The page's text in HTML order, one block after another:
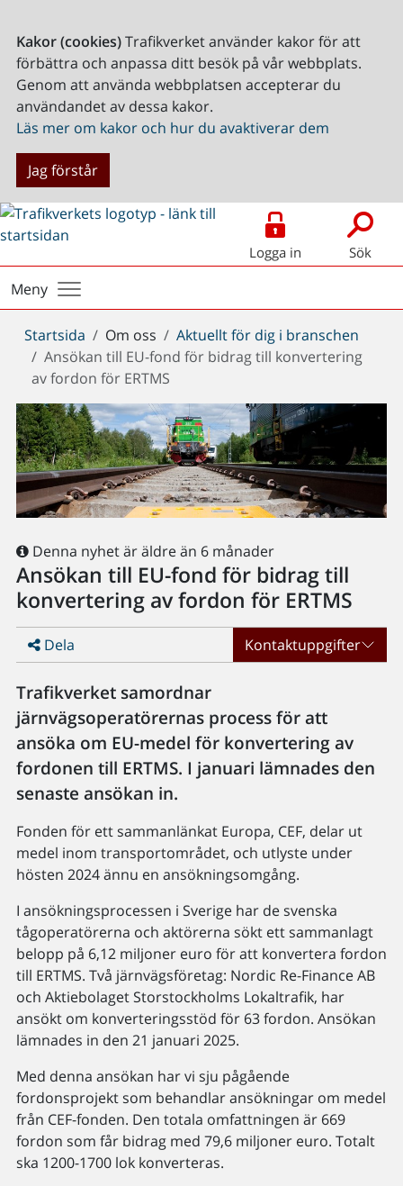
Kakor (cookies)Trafikverket använder kakor för att
förbättra och anpassa ditt besök på vår webbplats.
Genom att använda webbplatsen accepterar du
användandet av dessa kakor.
Läs mer om kakor och hur du avaktiverar dem
Jag förstår
Logga in Sök
Meny
Du
är
här:
Startsida Om oss
Aktuellt för dig i branschen
Ansökan till EU-fond för bidrag till konvertering
av fordon för ERTMS
Denna nyhet är äldre än 6 månader
Ansökan till EU-fond för bidrag till
konvertering av fordon för ERTMS
Dela Kontaktuppgifter
Trafikverket samordnar
järnvägsoperatörernas process för att
ansöka om EU-medel för konvertering av
fordonen till ERTMS. I januari lämnades den
senaste ansökan in.
Fonden för ett sammanlänkat Europa, CEF, delar ut
medel inom transportområdet, och utlyste under
hösten 2024 ännu en ansökningsomgång.
I ansökningsprocessen i Sverige har de svenska
tågoperatörerna och aktörerna sökt ett sammanlagt
belopp på 6,12 miljoner euro för att konvertera fordon
till ERTMS. Två järnvägsföretag: Nordic Re-Finance AB
och Aktiebolaget Storstockholms Lokaltrafik, har
ansökt om konverteringsstöd för 63 fordon. Ansökan
lämnades in den 21 januari 2025.
Med denna ansökan har vi sju pågående
fordonsprojekt som behandlar ansökningar om medel
från CEF-fonden. Den totala omfattningen är 669
fordon som får bidrag med 79,6 miljoner euro. Totalt
ska 1200-1700 lok konverteras.